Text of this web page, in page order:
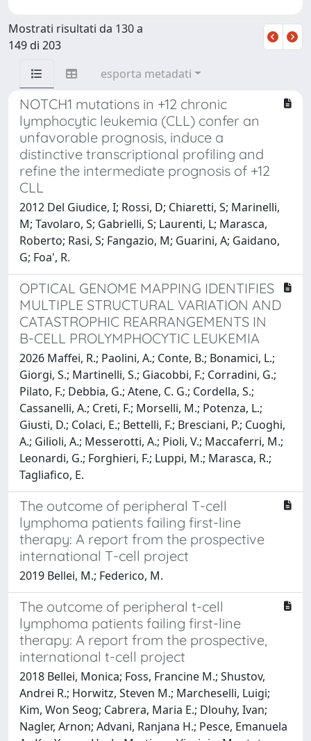
Mostrati risultati da 130 a
149 di 203
esporta metadati
NOTCH1 mutations in +12 chronic
lymphocytic leukemia (CLL) confer an
unfavorable prognosis, induce a
distinctive transcriptional profiling and
refine the intermediate prognosis of +12
CLL
2012 Del Giudice, I; Rossi, D; Chiaretti, S; Marinelli,
M; Tavolaro, S; Gabrielli, S; Laurenti, L; Marasca,
Roberto; Rasi, S; Fangazio, M; Guarini, A; Gaidano,
G; Foa', R.
OPTICAL GENOME MAPPING IDENTIFIES
MULTIPLE STRUCTURAL VARIATION AND
CATASTROPHIC REARRANGEMENTS IN
B-CELL PROLYMPHOCYTIC LEUKEMIA
2026 Maffei, R.; Paolini, A.; Conte, B.; Bonamici, L.;
Giorgi, S.; Martinelli, S.; Giacobbi, F.; Corradini, G.;
Pilato, F.; Debbia, G.; Atene, C. G.; Cordella, S.;
Cassanelli, A.; Creti, F.; Morselli, M.; Potenza, L.;
Giusti, D.; Colaci, E.; Bettelli, F.; Bresciani, P.; Cuoghi,
A.; Gilioli, A.; Messerotti, A.; Pioli, V.; Maccaferri, M.;
Leonardi, G.; Forghieri, F.; Luppi, M.; Marasca, R.;
Tagliafico, E.
The outcome of peripheral T-cell
lymphoma patients failing first-line
therapy: A report from the prospective
international T-cell project
2019 Bellei, M.; Federico, M.
The outcome of peripheral t-cell
lymphoma patients failing first-line
therapy: A report from the prospective,
international t-cell project
2018 Bellei, Monica; Foss, Francine M.; Shustov,
Andrei R.; Horwitz, Steven M.; Marcheselli, Luigi;
Kim, Won Seog; Cabrera, Maria E.; Dlouhy, Ivan;
Nagler, Arnon; Advani, Ranjana H.; Pesce, Emanuela